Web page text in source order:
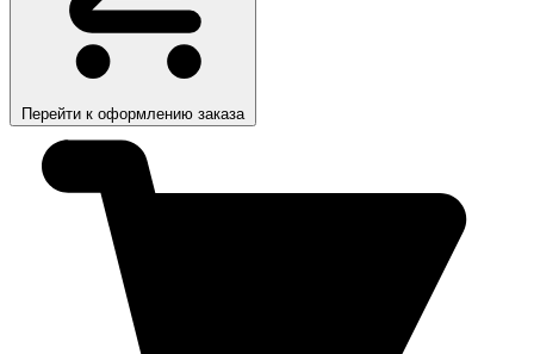
Перейти к оформлению заказа